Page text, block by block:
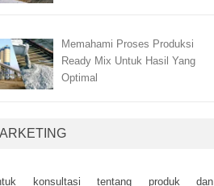
Memahami Proses Produksi
Ready Mix Untuk Hasil Yang
Optimal
kоnsultаsі tеntаng рrоduk dаn